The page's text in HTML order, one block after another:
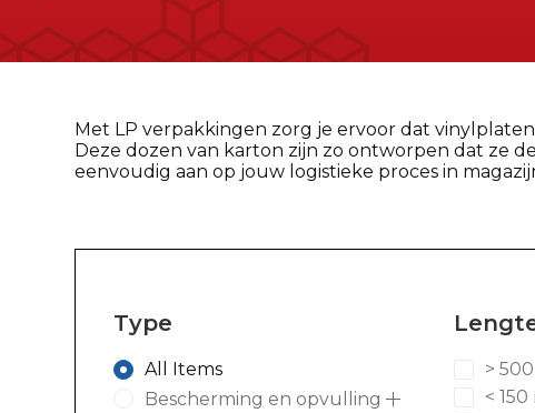
Met LP verpakkingen zorg je ervoor dat
Deze dozen van karton zijn zo ontworpen dat ze
eenvoudig aan op jouw logistieke proces in
Type
All Items
Bescherming en opvulling
>
<